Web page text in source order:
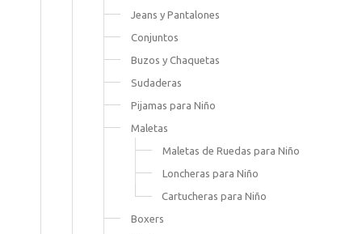
Jeans y Pantalones
Conjuntos
Buzos y Chaquetas
Sudaderas
Pijamas para Niño
Maletas
Maletas de Ruedas para Niño
Loncheras para Niño
Cartucheras para Niño
Boxers